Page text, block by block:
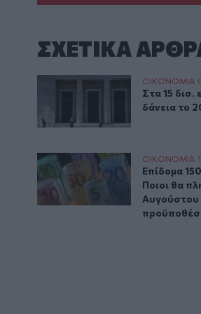
ΣΧΕΤΙΚA
Στα 15 δισ. ευρώ ο στόχος για
ΟΙΚΟΝΟΜΙΑ
Στα 15
Στα 15 δισ.
δάνεια το
Επίδομα 150 ευρώ ανά παιδί:
ΟΙΚΟΝΟΜΙΑ
Επίδομα
Επίδομα
Ποιοι θα
Αυγούστου